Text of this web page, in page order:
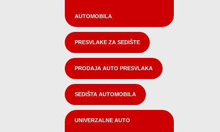
AUTOMOBILA
PRESVLAKE ZA SEDIŠTE
PRODAJA AUTO PRESVLAKA
SEDIŠTA AUTOMOBILA
UNIVERZALNE AUTO